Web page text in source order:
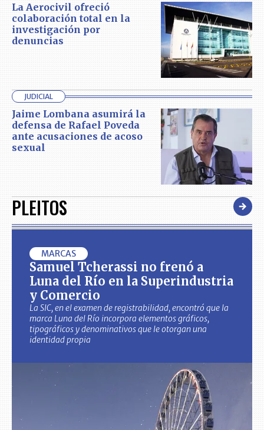
La Aerocivil ofreció
colaboración total en la
investigación por
denuncias
JUDICIAL
Jaime Lombana asumirá la
defensa de Rafael Poveda
ante acusaciones de acoso
sexual
PLEITOS
MARCAS
Samuel Tcherassi no frenó a
Luna del Río en la Superindustria
y Comercio
La SIC, en el examen de registrabilidad, encontró que la
marca Luna del Río incorpora elementos gráficos,
tipográficos y denominativos que le otorgan una
identidad propia